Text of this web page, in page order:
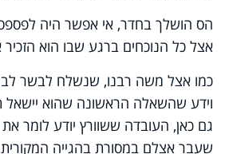
הס הושלך בחדר, אי אפשר היה
אצל כל הנוכחים ברגע שבו הוא
כמו אצל משה רבנו, שנשלח לבשר
וידע שהשאלה הראשונה שהוא
גם כאן, העובדה ששוורץ יודע לומר
שעבר אצלם במסורת בהגייה